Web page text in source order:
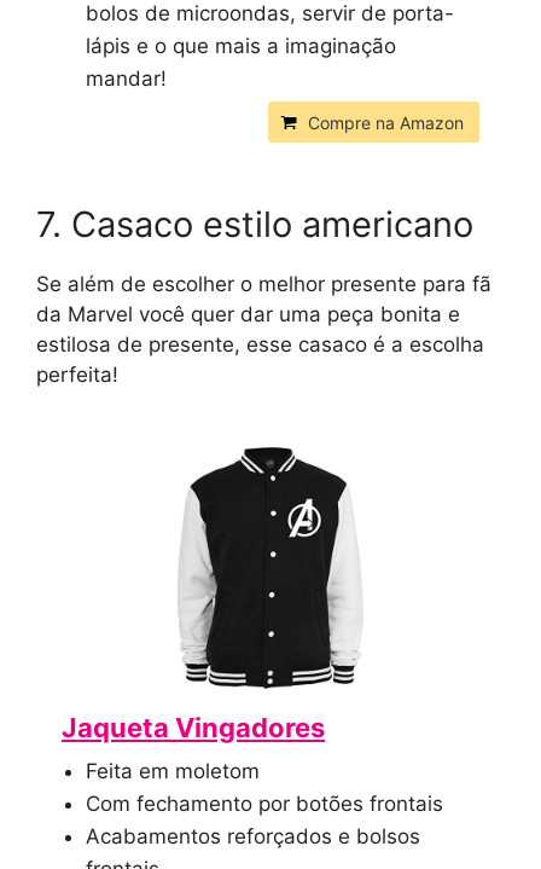
bolos de microondas, servir de porta-
lápis e o que mais a imaginação
mandar!
Compre na Amazon
7. Casaco estilo americano
Se além de escolher o melhor presente para fã
da Marvel você quer dar uma peça bonita e
estilosa de presente, esse casaco é a escolha
perfeita!
Jaqueta Vingadores
Feita em moletom
Com fechamento por botões frontais
Acabamentos reforçados e bolsos